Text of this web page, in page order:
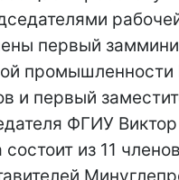
первый
и первый
ФГИУ
состоит из 11